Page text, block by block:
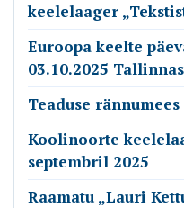
keelelaager
Euroopa keelte
03.10.2025 Tallinnas
Teaduse
Koolinoorte
septembril 2025
Raamatu „Lauri